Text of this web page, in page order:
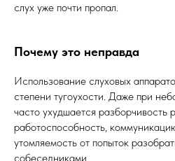
слух уже почти пропал.
Почему это неправда
Использование слуховых
степени тугоухости. Даже при
часто ухудшается разборчивость
работоспособность,
утомляемость от попыток
собеседниками.